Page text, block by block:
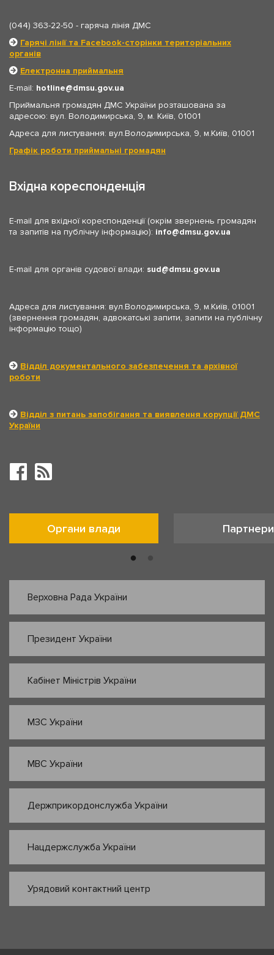
(044) 363-22-50 - гаряча лінія ДМС
Гарячі лінії та Facebook-сторінки територіальних
органів
Електронна приймальня
E-mail: hotline
dmsu.gov.ua
Приймальня громадян ДМС України розташована за
адресою: вул. Володимирська, 9, м. Київ, 01001
Адреса для листування: вул.Володимирська, 9, м.Київ, 01001
Графік роботи приймальні громадян
Вхідна кореспонденція
E-mail для вхідної кореспонденції (окрім звернень громадян
та запитів на публічну інформацію): info dmsu.gov.ua
E-mail для органів судової влади: sud dmsu.gov.ua
Адреса для листування: вул.Володимирська, 9, м.Київ, 01001
(звернення громадян, адвокатські запити, запити на публічну
інформацію тощо)
Відділ документального забезпечення та архівної
роботи
Відділ з питань запобігання та виявлення корупції ДМС
України
Органи влади Партнери
Верховна Рада України
Президент України
Кабінет Міністрів України
МЗС України
МВС України
Держприкордонслужба України
Нацдержслужба України
Урядовий контактний центр